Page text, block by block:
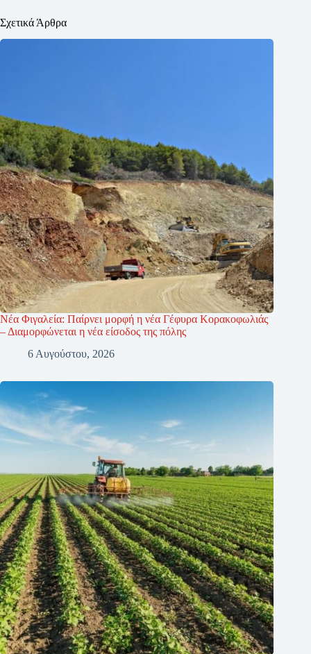
Σχετικά Άρθρα
Νέα Φιγαλεία: Παίρνει μορφή η νέα Γέφυρα Κορακοφωλιάς
– Διαμορφώνεται η νέα είσοδος της πόλης
6 Αυγούστου, 2026